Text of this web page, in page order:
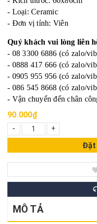
- Loại: Ceramic
- Đơn vị tính: Viên
Quý khách vui lòng liên
- 08 3300 6886 (có zalo/
- 0888 417 666 (có zalo/
- 0905 955 956 (có zalo/
- 086 545 8668 (có zalo/
- Vận chuyển đến chân
90.000₫
-
+
Đặt
MÔ TẢ